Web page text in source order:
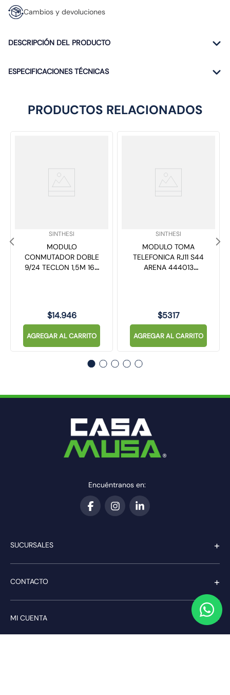
Cambios y devoluciones
DESCRIPCIÓN DEL PRODUCTO
ESPECIFICACIONES TÉCNICAS
PRODUCTOS RELACIONADOS
SINTHESI
MODULO
CONMUTADOR DOBLE
9/24 TECLON 1,5M 16A
$14.946
AGREGAR AL CARRITO
SINTHESI
MODULO TOMA
TELEFONICA RJ11 S44
ARENA 444013
$5317
AGREGAR AL CARRITO
Encuéntranos en:
SUCURSALES +
CONTACTO +
MI CUENTA +